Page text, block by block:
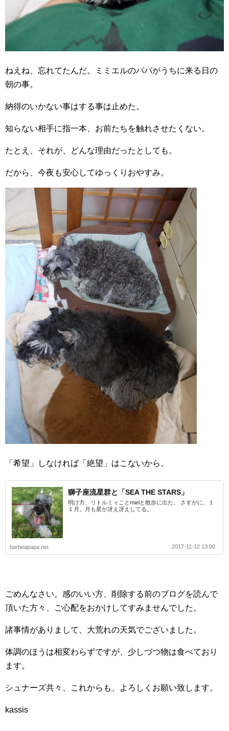
ねえね、忘れてたんだ。ミミエルのパパがうちに来る日の
朝の事。
納得のいかない事はする事は止めた。
知らない相手に指一本、お前たちを触れさせたくない。
たとえ、それが、どんな理由だったとしても。
だから、今夜も安心してゆっくりおやすみ。
「希望」しなければ「絶望」はこないから。
獅子座流星群と「SEA THE STARS」
明け方、リトルミィことmielと散歩に出た。 さすがに、１
１月。月も星が冴え冴えしてる。
barbeapapa.net 2017-11-12 13:00
ごめんなさい。感のいい方、削除する前のブログを読んで
頂いた方々、ご心配をおかけしてすみませんでした。
諸事情がありまして、大荒れの天気でございました。
体調のほうは相変わらずですが、少しづつ物は食べており
ます。
シュナーズ共々、これからも、よろしくお願い致します。
kassis